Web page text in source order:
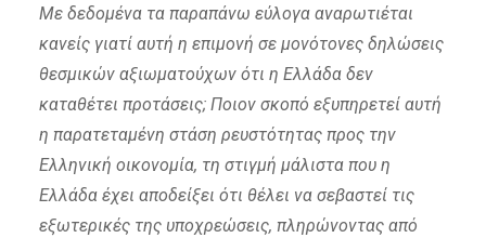
Με δεδομένα τα παραπάνω εύλογα αναρωτιέται
κανείς γιατί αυτή η επιμονή σε μονότονες δηλώσεις
θεσμικών αξιωματούχων ότι η Ελλάδα δεν
καταθέτει προτάσεις; Ποιον σκοπό εξυπηρετεί αυτή
η παρατεταμένη στάση ρευστότητας προς την
Ελληνική οικονομία, τη στιγμή μάλιστα που η
Ελλάδα έχει αποδείξει ότι θέλει να σεβαστεί τις
εξωτερικές της υποχρεώσεις, πληρώνοντας από